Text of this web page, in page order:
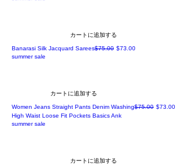
カートに追加する
Banarasi Silk Jacquard Sarees通常価格
$75.00 セール価格
$73.00
summer sale
カートに追加する
Women Jeans Straight Pants Denim Washing
High Waist Loose Fit Pockets Basics Ank
通常価格
$75.00 セール価格
$73.00
summer sale
カートに追加する